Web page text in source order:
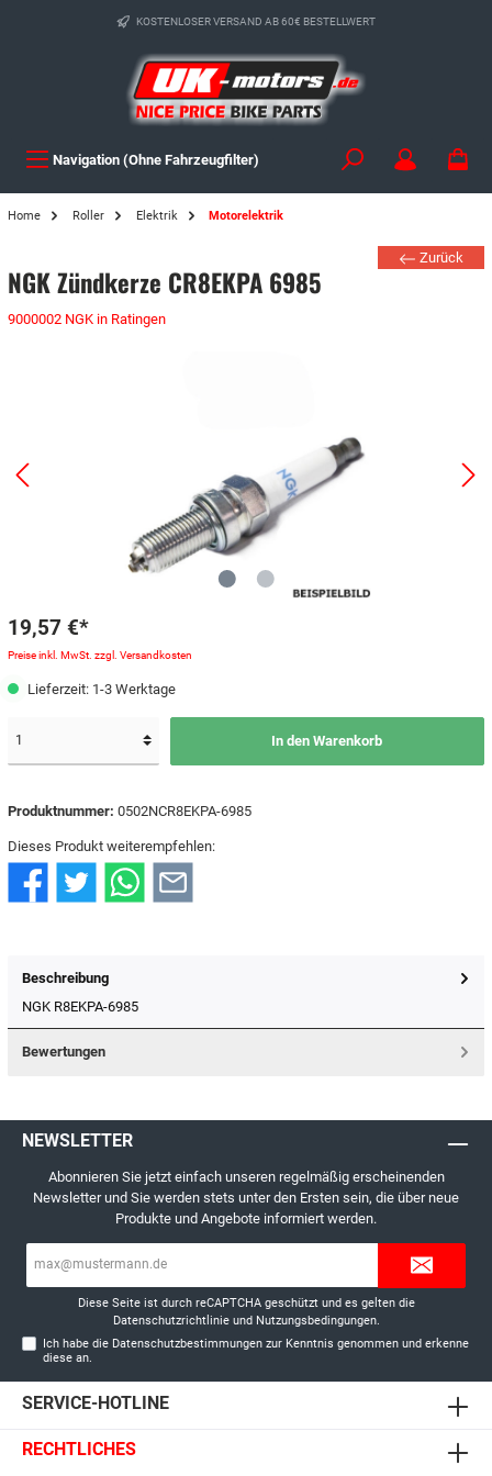
KOSTENLOSER VERSAND AB 60€ BESTELLWERT
Navigation (Ohne Fahrzeugfilter)
Home Roller Elektrik Motorelektrik
Zurück
NGK Zündkerze CR8EKPA 6985
9000002 NGK in Ratingen
19,57 €*
Preise inkl. MwSt. zzgl. Versandkosten
Lieferzeit: 1-3 Werktage
In den Warenkorb
Produktnummer: 0502NCR8EKPA-6985
Dieses Produkt weiterempfehlen:
Beschreibung
NGK R8EKPA-6985
Bewertungen
NEWSLETTER
Abonnieren Sie jetzt einfach unseren regelmäßig erscheinenden
Newsletter und Sie werden stets unter den Ersten sein, die über neue
Produkte und Angebote informiert werden.
Diese Seite ist durch reCAPTCHA geschützt und es gelten die
Datenschutzrichtlinieund Nutzungsbedingungen.
Ich habe die Datenschutzbestimmungen zur Kenntnis genommen und erkenne
diese an.
SERVICE-HOTLINE
RECHTLICHES